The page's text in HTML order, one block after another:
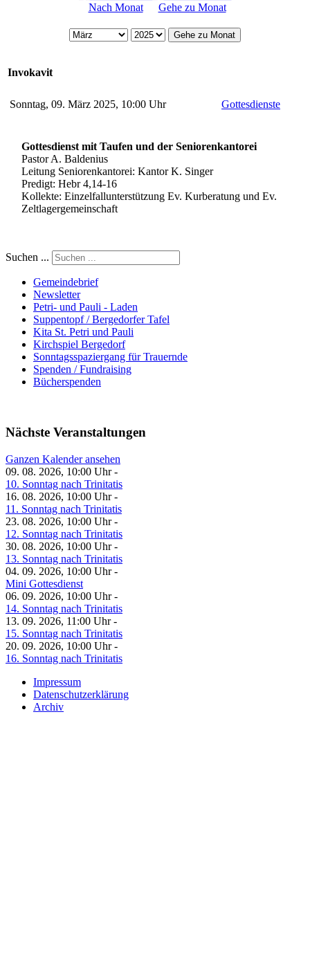
Nach Monat Gehe zu Monat
Gehe zu Monat
Invokavit
Sonntag, 09. März 2025, 10:00 Uhr Gottesdienste
Gottesdienst mit Taufen und der Seniorenkantorei
Pastor A. Baldenius
Leitung Seniorenkantorei: Kantor K. Singer
Predigt: Hebr 4,14-16
Kollekte: Einzelfallunterstützung Ev. Kurberatung und Ev.
Zeltlagergemeinschaft
Suchen ...
Gemeindebrief
Newsletter
Petri- und Pauli - Laden
Suppentopf / Bergedorfer Tafel
Kita St. Petri und Pauli
Kirchspiel Bergedorf
Sonntagsspaziergang für Trauernde
Spenden / Fundraising
Bücherspenden
Nächste Veranstaltungen
Ganzen Kalender ansehen
09. 08. 2026, 10:00 Uhr -
10. Sonntag nach Trinitatis
16. 08. 2026, 10:00 Uhr -
11. Sonntag nach Trinitatis
23. 08. 2026, 10:00 Uhr -
12. Sonntag nach Trinitatis
30. 08. 2026, 10:00 Uhr -
13. Sonntag nach Trinitatis
04. 09. 2026, 10:00 Uhr -
Mini Gottesdienst
06. 09. 2026, 10:00 Uhr -
14. Sonntag nach Trinitatis
13. 09. 2026, 11:00 Uhr -
15. Sonntag nach Trinitatis
20. 09. 2026, 10:00 Uhr -
16. Sonntag nach Trinitatis
Impressum
Datenschutzerklärung
Archiv